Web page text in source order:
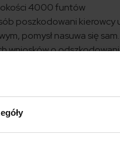
4000 funtów
poszkodowani kierowcy
pomysł nasuwa się
wniosków o
wandalizmu”.